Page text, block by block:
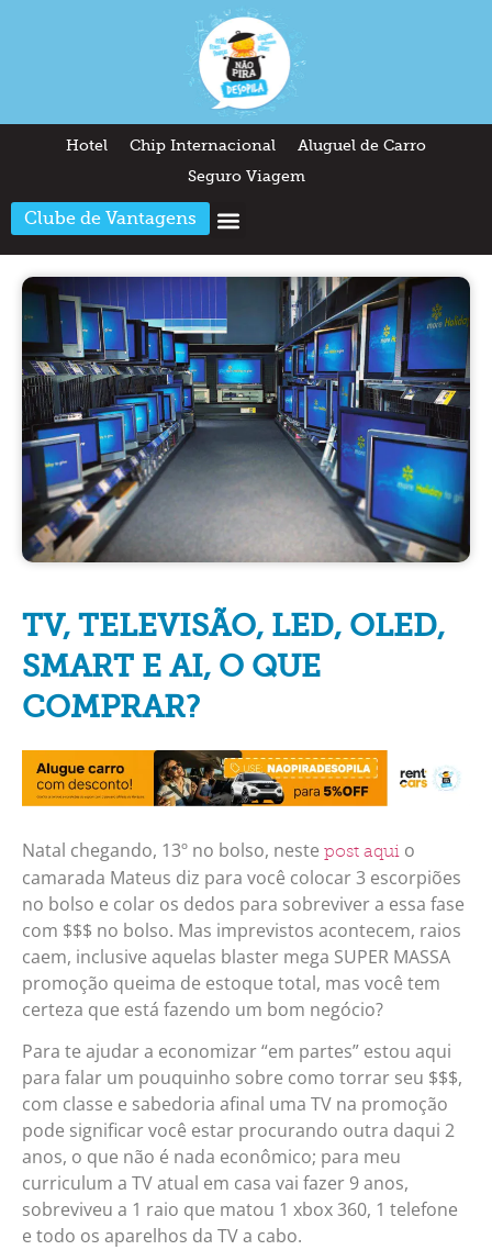
Hotel Chip Internacional
Aluguel de Carro
Seguro Viagem
Clube de Vantagens
TV, TELEVISÃO, LED, OLED,
SMART E AI, O QUE
COMPRAR?
Natal chegando, 13º no bolso, neste post aqui o
camarada Mateus diz para você colocar 3 escorpiões
no bolso e colar os dedos para sobreviver a essa fase
com $$$ no bolso. Mas imprevistos acontecem, raios
caem, inclusive aquelas blaster mega SUPER MASSA
promoção queima de estoque total, mas você tem
certeza que está fazendo um bom negócio?
Para te ajudar a economizar “em partes” estou aqui
para falar um pouquinho sobre como torrar seu $$$,
com classe e sabedoria afinal uma TV na promoção
pode significar você estar procurando outra daqui 2
anos, o que não é nada econômico; para meu
curriculum a TV atual em casa vai fazer 9 anos,
sobreviveu a 1 raio que matou 1 xbox 360, 1 telefone
e todo os aparelhos da TV a cabo.